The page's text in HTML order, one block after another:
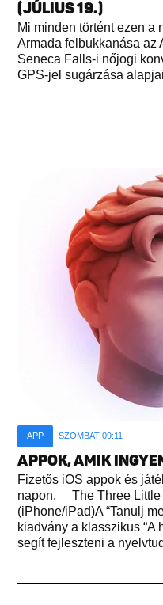
(JÚLIUS 19.)
Mi minden történt ezen a
Armada felbukkanása az
Seneca Falls-i nőjogi
GPS-jel sugárzása
APP SZOMBAT 09:11
APPOK, AMIK
Fizetős iOS appok és
napon. The Three Little
(iPhone/iPad)A “Tanulj
kiadvány a klasszikus “A
segít fejleszteni a